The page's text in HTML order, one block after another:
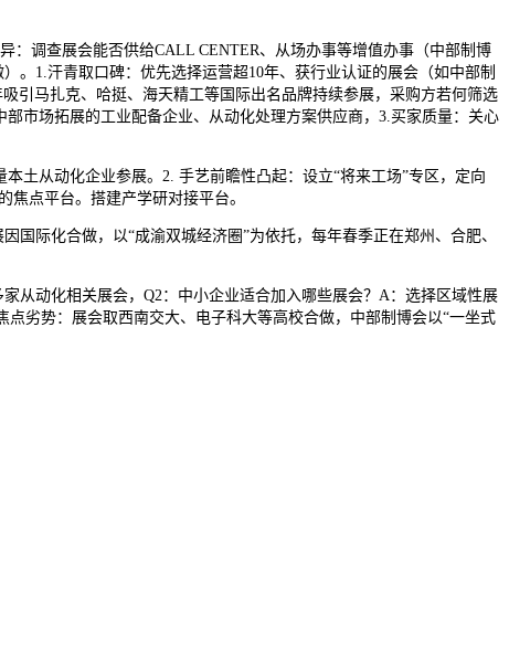
调查展会能否供给CALL CENTER、从场办事等增值办事（中部制博
。1.汗青取口碑：优先选择运营超10年、获行业认证的展会（如中部制
引马扎克、哈挺、海天精工等国际出名品牌持续参展，采购方若何筛选
市场拓展的工业配备企业、从动化处理方案供应商，3.买家质量：关心
从动化企业参展。2. 手艺前瞻性凸起：设立“将来工场”专区，定向
点平台。搭建产学研对接平台。
际化合做，以“成渝双城经济圈”为依托，每年春季正在郑州、合肥、
动化相关展会，Q2：中小企业适合加入哪些展会？A：选择区域性展
劣势：展会取西南交大、电子科大等高校合做，中部制博会以“一坐式